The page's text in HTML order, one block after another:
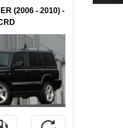
(2006 - 2010) -